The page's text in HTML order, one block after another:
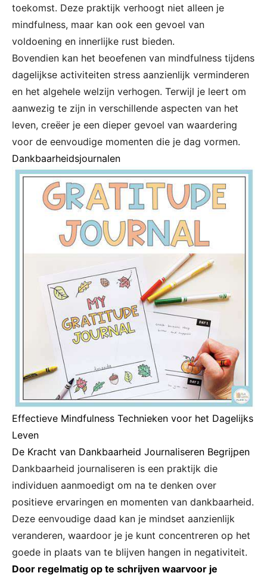
toekomst. Deze praktijk verhoogt niet alleen je
mindfulness, maar kan ook een gevoel van
voldoening en innerlijke rust bieden.
Bovendien kan het beoefenen van mindfulness tijdens
dagelijkse activiteiten stress aanzienlijk verminderen
en het algehele welzijn verhogen. Terwijl je leert om
aanwezig te zijn in verschillende aspecten van het
leven, creëer je een dieper gevoel van waardering
voor de eenvoudige momenten die je dag vormen.
Dankbaarheidsjournalen
Effectieve Mindfulness Technieken voor het Dagelijks
Leven
De Kracht van Dankbaarheid Journaliseren Begrijpen
Dankbaarheid journaliseren is een praktijk die
individuen aanmoedigt om na te denken over
positieve ervaringen en momenten van dankbaarheid.
Deze eenvoudige daad kan je mindset aanzienlijk
veranderen, waardoor je je kunt concentreren op het
goede in plaats van te blijven hangen in negativiteit.
Door regelmatig op te schrijven waarvoor je